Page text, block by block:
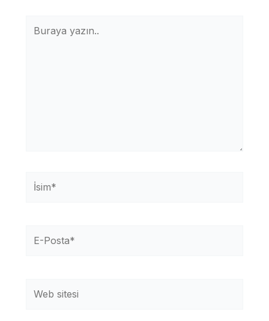
yazın..
Posta*
sitesi